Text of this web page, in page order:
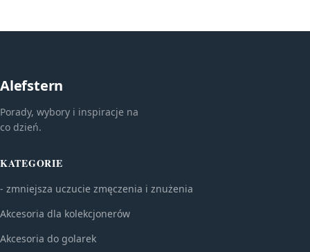
Alefstern
Porady, wybory i inspiracje na
co dzień.
KATEGORIE
- zmniejsza uczucie zmęczenia i znużenia
Akcesoria dla kolekcjonerów
Akcesoria do golarek